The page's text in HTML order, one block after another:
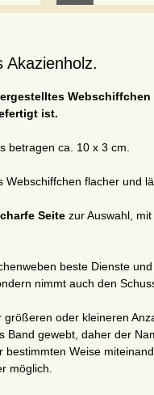
Akazienholz.
ist.
betragen ca. 10 x 3 cm.
flacher und
Seite zur Auswahl,
beste Dienste
nimmt auch den
größeren oder kleineren
gewebt, daher der
Weise
möglich.